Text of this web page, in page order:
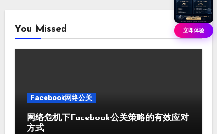
You Missed
Facebook网络公关
网络危机下Facebook公关策略的有效应对
方式
立即体验